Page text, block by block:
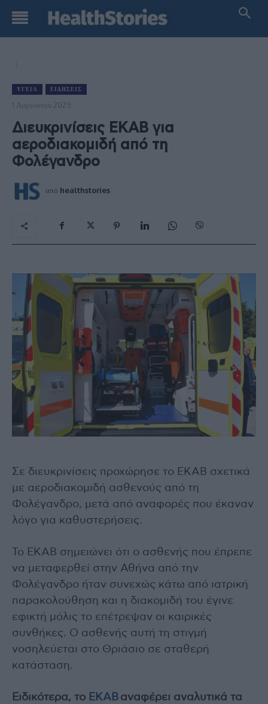
ΥΓΕΊΑ ΕΙΔΉΣΕΙΣ
1 Αυγούστου 2025
Διευκρινίσεις ΕΚΑΒ για
αεροδιακομιδή από τη
Φολέγανδρο
από healthstories
Σε διευκρινίσεις προχώρησε το ΕΚΑΒ σχετικά
με αεροδιακομιδή ασθενούς από τη
Φολέγανδρο, μετά από αναφορές που έκαναν
λόγο για καθυστερήσεις.
Το ΕΚΑΒ σημειώνει ότι ο ασθενής που έπρεπε
να μεταφερθεί στην Αθήνα από την
Φολέγανδρο ήταν συνεχώς κάτω από ιατρική
παρακολούθηση και η διακομιδή του έγινε
εφικτή μόλις το επέτρεψαν οι καιρικές
συνθήκες. Ο ασθενής αυτή τη στιγμή
νοσηλεύεται στο Θριάσιο σε σταθερή
κατάσταση.
Ειδικότερα, το ΕΚΑΒ αναφέρει αναλυτικά τα